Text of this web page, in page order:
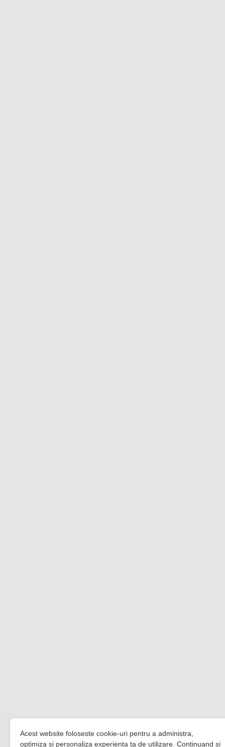
Acest website foloseste cookie-uri pentru a administra,
optimiza si personaliza experienta ta de utilizare. Continuand si